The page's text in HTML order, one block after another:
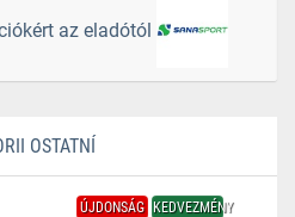
az eladótól
OSTATNÍ
ÚJDONSÁG KEDVEZMÉNY